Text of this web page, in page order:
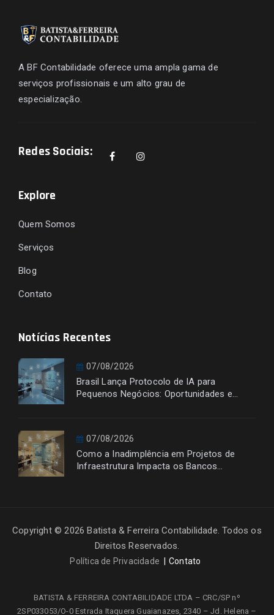
A BF Contabilidade oferece uma ampla gama de
serviços profissionais e um alto grau de
especialização.
Redes Sociais:
Explore
Quem Somos
Serviços
Blog
Contato
Notícias Recentes
07/08/2026
Brasil Lança Protocolo de IA para
Pequenos Negócios: Oportunidades e
07/08/2026
Como a Inadimplência em Projetos de
Infraestrutura Impacta os Bancos
Copyright © 2026 Batista & Ferreira Contabilidade. Todos os
Direitos Reservados.
Política de Privacidade Contato
BATISTA & FERREIRA CONTABILIDADE LTDA – CRC/SP nº
2SP033053/O-0Estrada Itaquera Guaianazes, 2340 – Jd. Helena –